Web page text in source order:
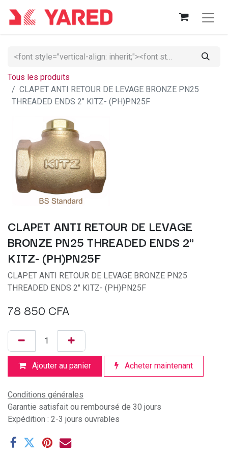
Tous les produits
CLAPET ANTI RETOUR DE LEVAGE BRONZE PN25
THREADED ENDS 2" KITZ- (PH)PN25F
CLAPET ANTI RETOUR DE LEVAGE
BRONZE PN25 THREADED ENDS 2"
KITZ- (PH)PN25F
CLAPET ANTI RETOUR DE LEVAGE BRONZE PN25
THREADED ENDS 2" KITZ- (PH)PN25F
78 850 CFA
Ajouter au panier Acheter maintenant
Conditions générales
Garantie satisfait ou remboursé de 30 jours
Expédition : 2-3 jours ouvrables